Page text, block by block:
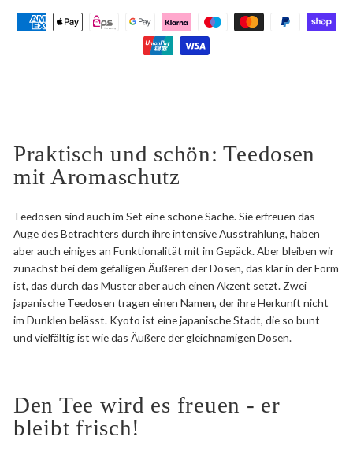
Praktisch und schön: Teedosen
mit Aromaschutz
Teedosen sind auch im Set eine schöne Sache. Sie erfreuen das
Auge des Betrachters durch ihre intensive Ausstrahlung, haben
aber auch einiges an Funktionalität mit im Gepäck. Aber bleiben wir
zunächst bei dem gefälligen Äußeren der Dosen, das klar in der Form
ist, das durch das Muster aber auch einen Akzent setzt. Zwei
japanische Teedosen tragen einen Namen, der ihre Herkunft nicht
im Dunklen belässt. Kyoto ist eine japanische Stadt, die so bunt
und vielfältig ist wie das Äußere der gleichnamigen Dosen.
Den Tee wird es freuen - er
bleibt frisch!